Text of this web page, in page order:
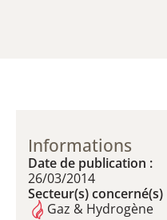
Informations
Date de publication :
26/03/2014
Secteur(s) concerné(s)
Gaz & Hydrogène